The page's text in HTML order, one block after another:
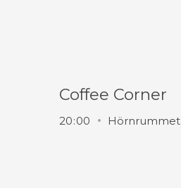
Coffee Corner
20:00 Hörnrummet